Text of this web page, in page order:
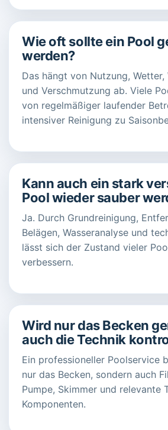
Wie oft sollte ein Pool
werden?
Das hängt von Nutzung, Wetter,
und Verschmutzung ab. Viele
von regelmäßiger laufender
intensiver Reinigung zu
Kann auch ein stark
Pool wieder sauber
Ja. Durch Grundreinigung,
Belägen, Wasseranalyse und
lässt sich der Zustand vieler
verbessern.
Wird nur das Becken
auch die Technik
Ein professioneller Poolservice
nur das Becken, sondern auch
Pumpe, Skimmer und relevante
Komponenten.